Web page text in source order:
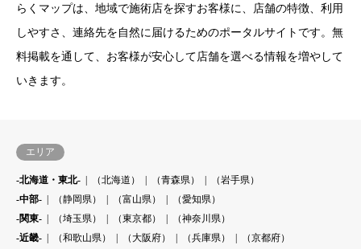
らくマップは、地域で施術店を探すお客様に、店舗の特徴、利用
しやすさ、連絡先を自然に届けるためのポータルサイトです。無
料掲載を通して、お客様が安心して店舗を選べる情報を増やして
いきます。
エリア
-北海道・東北- （北海道） （青森県）
（岩手県）
-中部-
（静岡県） （富山県）
（愛知県）
-関東-
（埼玉県） （東京都）
（神奈川県）
-近畿-
（和歌山県） （大阪府） （兵庫県）
（京都府）